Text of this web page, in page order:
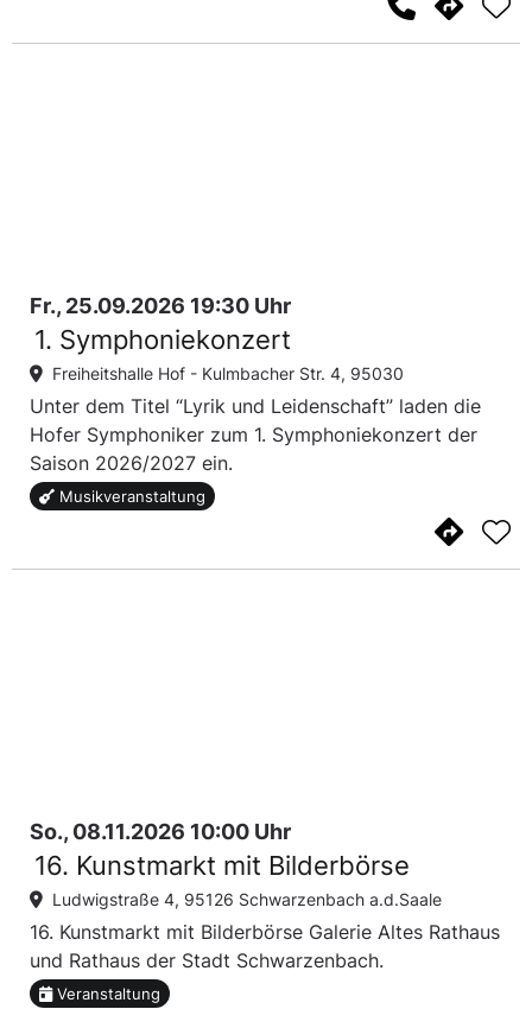
Fr., 25.09.2026 19:30 Uhr
1. Symphoniekonzert
Freiheitshalle Hof - Kulmbacher Str. 4, 95030
Unter dem Titel “Lyrik und Leidenschaft” laden die
Hofer Symphoniker zum 1. Symphoniekonzert der
Saison 2026/2027 ein.
Musikveranstaltung
So., 08.11.2026 10:00 Uhr
16. Kunstmarkt mit Bilderbörse
Ludwigstraße 4, 95126 Schwarzenbach a.d.Saale
16. Kunstmarkt mit Bilderbörse Galerie Altes Rathaus
und Rathaus der Stadt Schwarzenbach.
Veranstaltung